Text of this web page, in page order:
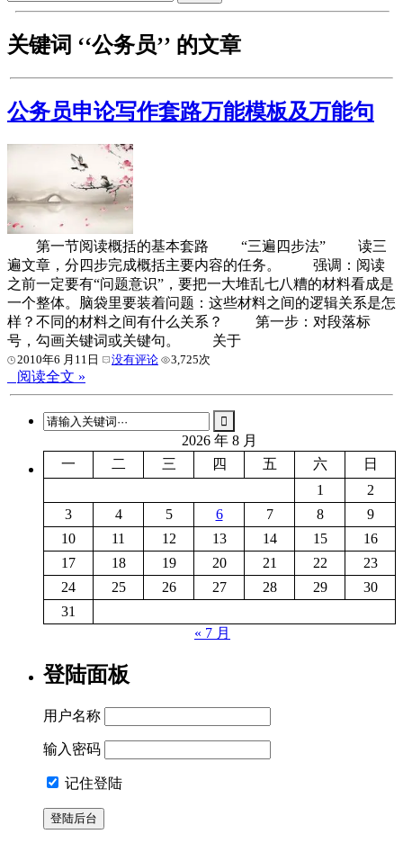
关键词 ‘‘公务员’’ 的文章
公务员申论写作套路万能模板及万能句
第一节阅读概括的基本套路 “三遍四步法” 读三
遍文章，分四步完成概括主要内容的任务。 强调：阅读
之前一定要有“问题意识”，要把一大堆乱七八糟的材料看成是
一个整体。脑袋里要装着问题：这些材料之间的逻辑关系是怎
样？不同的材料之间有什么关系？ 第一步：对段落标
号，勾画关键词或关键句。 关于
2010年6 月11日 没有评论 3,725次
阅读全文 »
2026 年 8 月
一
二 三 四 五 六
日
1
2
3
4 5 6 7 8
9
10
11 12 13 14 15
16
17
18 19 20 21 22
23
24
25 26 27 28 29
30
31
« 7 月
登陆面板
用户名称
输入密码
记住登陆